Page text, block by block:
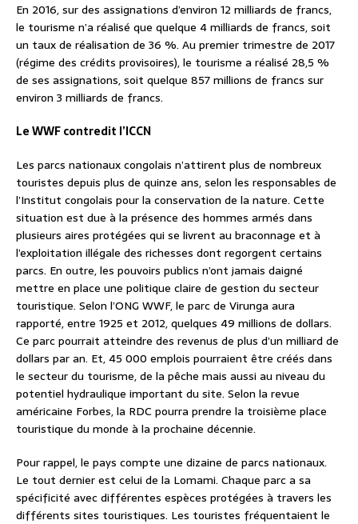
En 2016, sur des assignations d’environ 12 milliards de francs,
le tourisme n’a réalisé que quelque 4 milliards de francs, soit
un taux de réalisation de 36 %. Au premier trimestre de 2017
(régime des crédits provisoires), le tourisme a réalisé 28,5 %
de ses assignations, soit quelque 857 millions de francs sur
environ 3 milliards de francs.
Le WWF contredit l’ICCN
Les parcs nationaux congolais n’attirent plus de nombreux
touristes depuis plus de quinze ans, selon les responsables de
l’Institut congolais pour la conservation de la nature. Cette
situation est due à la présence des hommes armés dans
plusieurs aires protégées qui se livrent au braconnage et à
l’exploitation illégale des richesses dont regorgent certains
parcs. En outre, les pouvoirs publics n’ont jamais daigné
mettre en place une politique claire de gestion du secteur
touristique. Selon l’ONG WWF, le parc de Virunga aura
rapporté, entre 1925 et 2012, quelques 49 millions de dollars.
Ce parc pourrait atteindre des revenus de plus d’un milliard de
dollars par an. Et, 45 000 emplois pourraient être créés dans
le secteur du tourisme, de la pêche mais aussi au niveau du
potentiel hydraulique important du site. Selon la revue
américaine Forbes, la RDC pourra prendre la troisième place
touristique du monde à la prochaine décennie.
Pour rappel, le pays compte une dizaine de parcs nationaux.
Le tout dernier est celui de la Lomami. Chaque parc a sa
spécificité avec différentes espèces protégées à travers les
différents sites touristiques. Les touristes fréquentaient le